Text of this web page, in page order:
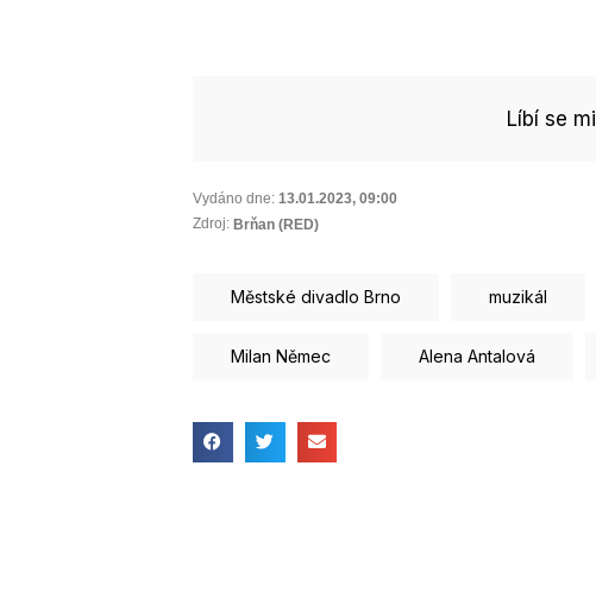
Líbí se mi
Vydáno dne: 13.01.2023, 09:00
Zdroj: Brňan (RED)
Městské divadlo Brno muzikál
Milan Němec Alena Antalová